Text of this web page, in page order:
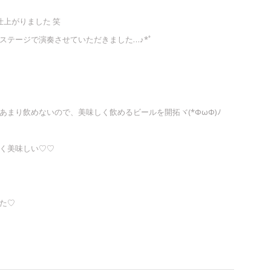
上がりました 笑
テージで演奏させていただきました…♪*ﾟ
まり飲めないので、美味しく飲めるビールを開拓ヾ(*ΦωΦ)ﾉ
く美味しい♡♡
た♡